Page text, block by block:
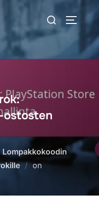
Search
for:
Lompakkokoodin
onPosted